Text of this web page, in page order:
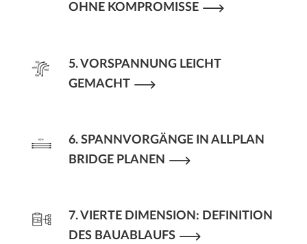
OHNE KOMPROMISSE
5. VORSPANNUNG LEICHT
GEMACHT
6. SPANNVORGÄNGE IN ALLPLAN
BRIDGE PLANEN
7. VIERTE DIMENSION: DEFINITION
DES BAUABLAUFS